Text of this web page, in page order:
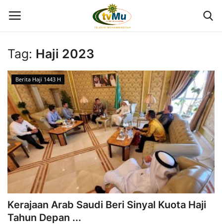
Live Streaming
Berita
Program
Geliat PTMA
Kolom
Kontak Kami
Tag: Haji 2023
Berita Haji 1443 H
Kerajaan Arab Saudi Beri Sinyal Kuota Haji
Tahun Depan ...